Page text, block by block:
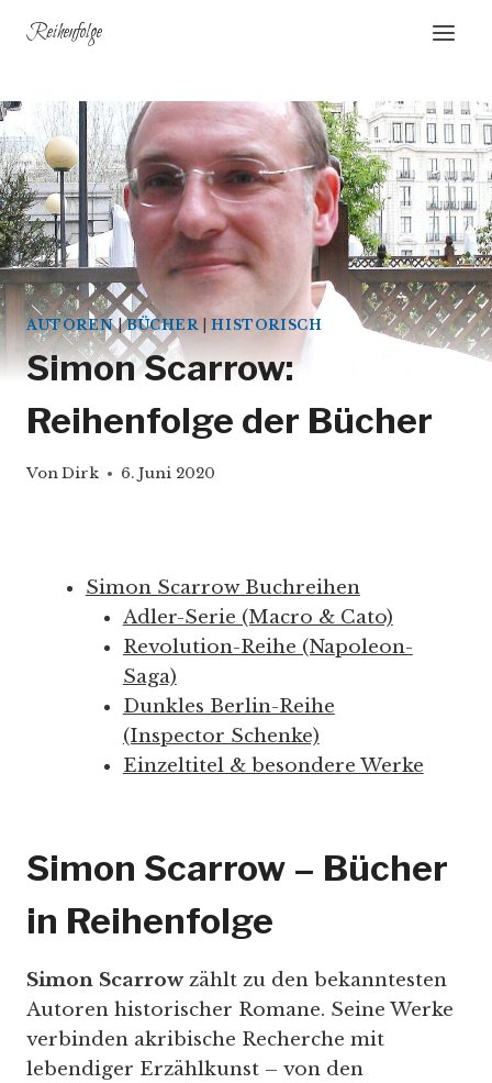
Inhalt
Reihenfolge
AUTOREN|BÜCHER HISTORISCH
Simon Scarrow:
Reihenfolge der Bücher
VonDirk 6. Juni 2020
Simon Scarrow Buchreihen
Adler-Serie (Macro & Cato)
Revolution-Reihe (Napoleon-
Saga)
Dunkles Berlin-Reihe
(Inspector Schenke)
Einzeltitel & besondere Werke
Simon Scarrow – Bücher
in Reihenfolge
Simon Scarrowzählt zu den bekanntesten
Autoren historischer Romane. Seine Werke
verbinden akribische Recherche mit
lebendiger Erzählkunst – von den